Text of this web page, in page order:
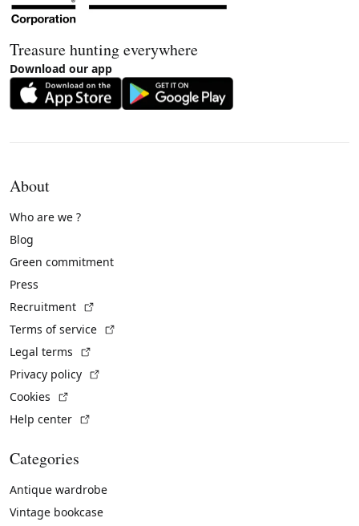
Treasure hunting everywhere
Download our app
About
Who are we ?
Blog
Green commitment
Press
Recruitment
Terms of service
Legal terms
Privacy policy
Cookies
Help center
Categories
Antique wardrobe
Vintage bookcase